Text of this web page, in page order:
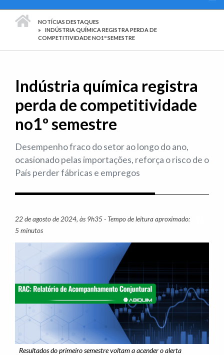
PÁGINA INICIAL
NOTÍCIAS DESTAQUES
INDÚSTRIA QUÍMICA REGISTRA PERDA DE
COMPETITIVIDADE NO1º SEMESTRE
Indústria química registra
perda de competitividade
no1º semestre
Desempenho fraco do setor ao longo do ano,
ocasionado pelas importações, reforça o risco de o
País perder fábricas e empregos
22 de agosto de 2024, às 9h35 - Tempo de leitura aproximado:
5 minutos
Resultados do primeiro semestre voltam a acender o alerta